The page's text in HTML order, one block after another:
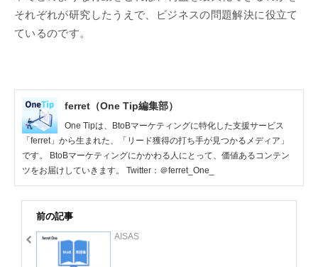
それぞれが研究したうえで、ビジネスの問題解決に役立て
ているのです。
ferret（One Tip編集部）
One Tipは、BtoBマーケティングに特化した支援サービス
「ferret」から生まれた、「リード獲得の打ち手が見つかるメディア」
です。 BtoBマーケティングにかかわる人にとって、価値あるコンテン
ツをお届けしていきます。 Twitter：＠ferret_One_
前の記事
AISAS